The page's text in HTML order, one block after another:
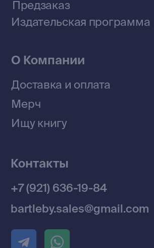
Договор оферты
Разработка MÓNT-DESIGN
© 2026 Все права защищены
Приобрести книги на Ozon